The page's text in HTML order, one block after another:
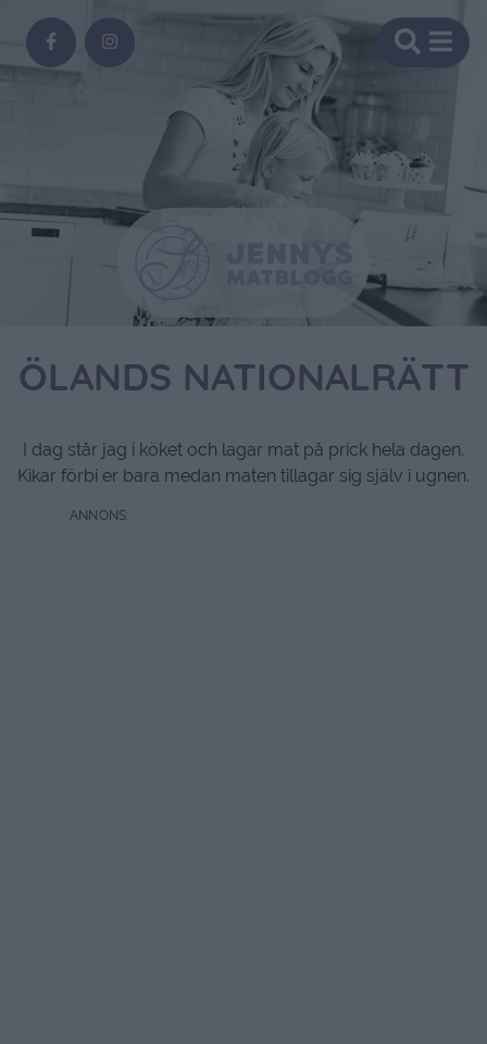
ÖLANDS NATIONALRÄTT
I dag står jag i köket och lagar mat på prick hela dagen.
Kikar förbi er bara medan maten tillagar sig själv i ugnen.